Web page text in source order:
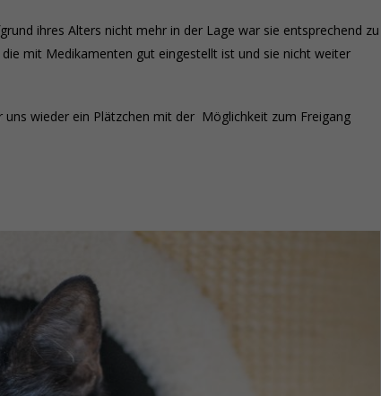
ihres Alters nicht mehr in der Lage war sie entsprechend zu
mit Medikamenten gut eingestellt ist und sie nicht weiter
wieder ein Plätzchen mit der Möglichkeit zum Freigang